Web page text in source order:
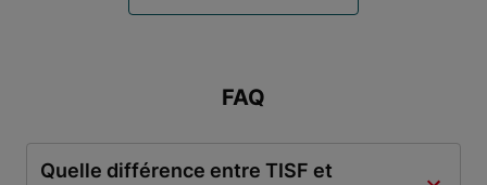
FAQ
Quelle différence entre TISF et